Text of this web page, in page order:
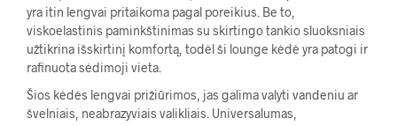
yra itin lengvai pritaikoma pagal poreikius. Be to,
viskoelastinis paminkštinimas su skirtingo tankio sluoksniais
užtikrina išskirtinį komfortą, todėl ši lounge kėdė yra patogi ir
rafinuota sėdimoji vieta.
Šios kėdės lengvai prižiūrimos, jas galima valyti vandeniu ar
švelniais, neabrazyviais valikliais. Universalumas,